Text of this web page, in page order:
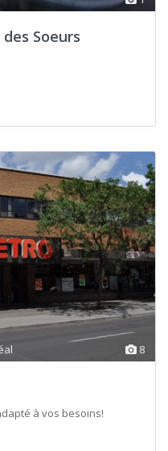
Soeurs
8
à vos besoins!